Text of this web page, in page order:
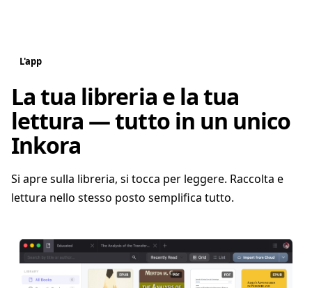
L'app
La tua libreria e la tua
lettura — tutto in un unico
Inkora
Si apre sulla libreria, si tocca per leggere. Raccolta e
lettura nello stesso posto semplifica tutto.